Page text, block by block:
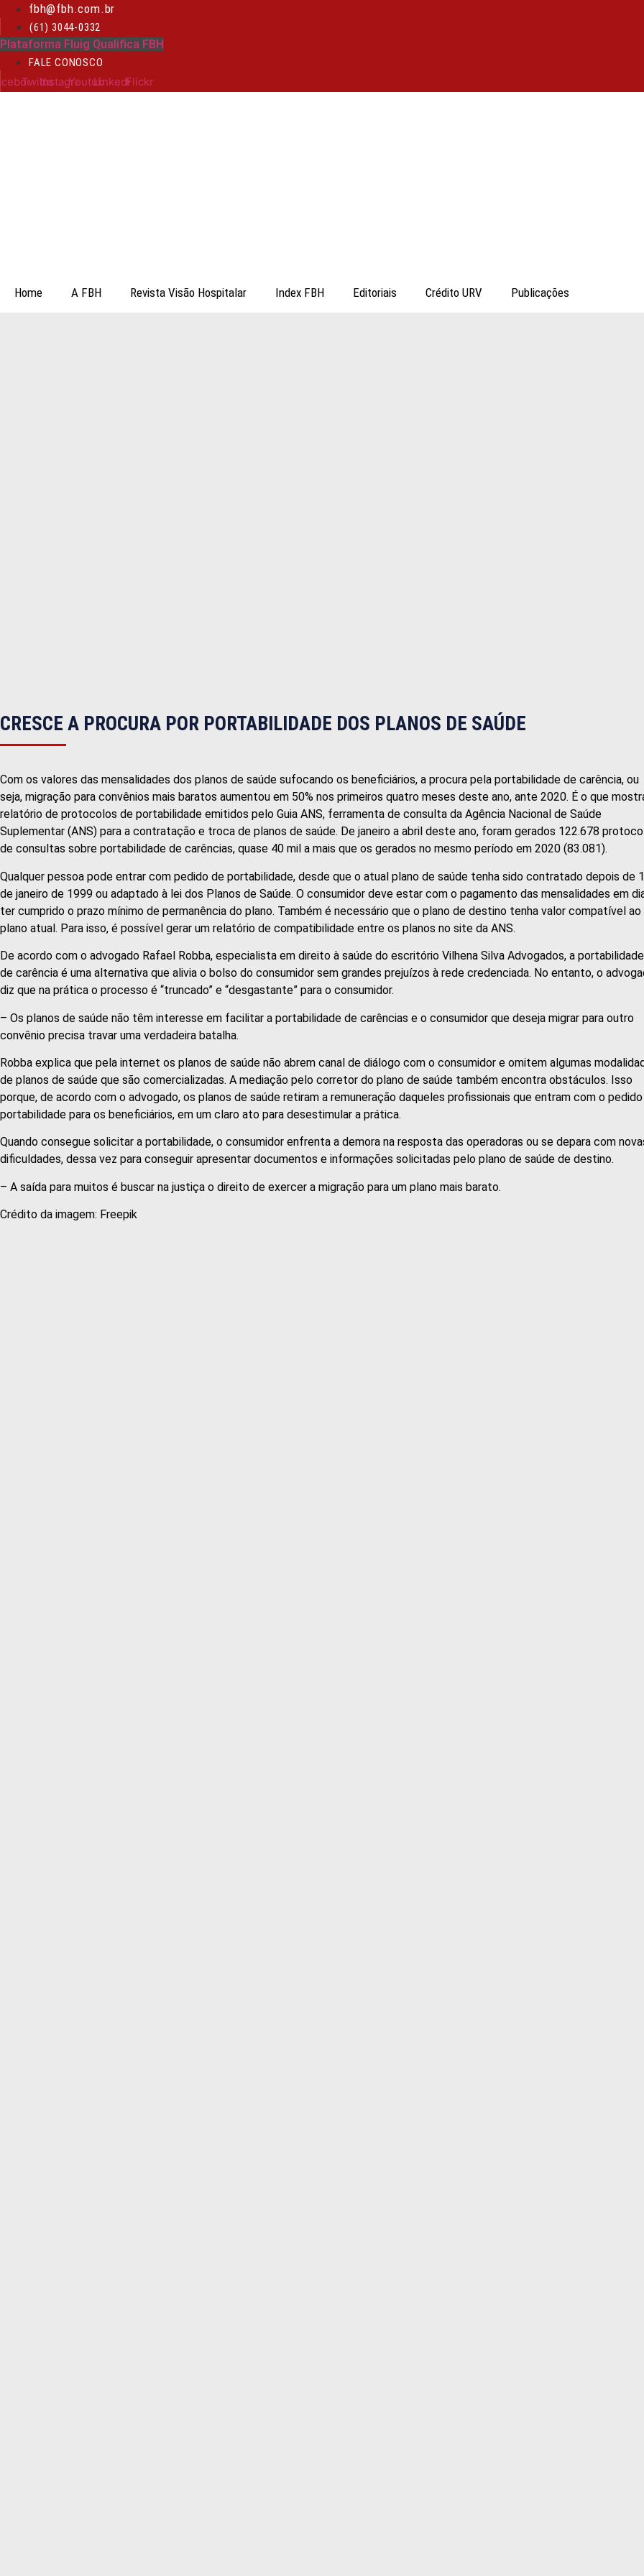
para
o
conteúdo
fbh@fbh.com.br
(61) 3044-0332
Plataforma Fluig Qualifica FBH
FALE CONOSCO
TwitterInstagramYoutubeLinkedinFlickr
Home A FBH Revista Visão Hospitalar Index FBH Editoriais Crédito URV Publicações
CRESCE A PROCURA POR PORTABILIDADE DOS PLANOS DE SAÚDE
Com os valores das mensalidades dos planos de saúde sufocando os beneficiários, a procura pela portabilidade de carência, ou
seja, migração para convênios mais baratos aumentou em 50% nos primeiros quatro meses deste ano, ante 2020. É o que
relatório de protocolos de portabilidade emitidos pelo Guia ANS, ferramenta de consulta da Agência Nacional de Saúde
Suplementar (ANS) para a contratação e troca de planos de saúde. De janeiro a abril deste ano, foram gerados 122.678
de consultas sobre portabilidade de carências, quase 40 mil a mais que os gerados no mesmo período em 2020 (83.081).
Qualquer pessoa pode entrar com pedido de portabilidade, desde que o atual plano de saúde tenha sido contratado depois de
de janeiro de 1999 ou adaptado à lei dos Planos de Saúde. O consumidor deve estar com o pagamento das mensalidades em
ter cumprido o prazo mínimo de permanência do plano. Também é necessário que o plano de destino tenha valor compatível ao
plano atual. Para isso, é possível gerar um relatório de compatibilidade entre os planos no site da ANS.
De acordo com o advogado Rafael Robba, especialista em direito à saúde do escritório Vilhena Silva Advogados, a portabilidade
de carência é uma alternativa que alivia o bolso do consumidor sem grandes prejuízos à rede credenciada. No entanto, o
diz que na prática o processo é “truncado” e “desgastante” para o consumidor.
– Os planos de saúde não têm interesse em facilitar a portabilidade de carências e o consumidor que deseja migrar para outro
convênio precisa travar uma verdadeira batalha.
Robba explica que pela internet os planos de saúde não abrem canal de diálogo com o consumidor e omitem algumas
de planos de saúde que são comercializadas. A mediação pelo corretor do plano de saúde também encontra obstáculos. Isso
porque, de acordo com o advogado, os planos de saúde retiram a remuneração daqueles profissionais que entram com o
portabilidade para os beneficiários, em um claro ato para desestimular a prática.
Quando consegue solicitar a portabilidade, o consumidor enfrenta a demora na resposta das operadoras ou se depara com
dificuldades, dessa vez para conseguir apresentar documentos e informações solicitadas pelo plano de saúde de destino.
– A saída para muitos é buscar na justiça o direito de exercer a migração para um plano mais barato.
Crédito da imagem: Freepik